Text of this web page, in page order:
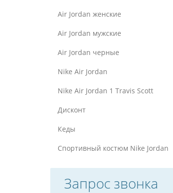
Air Jordan женские
Air Jordan мужские
Air Jordan черные
Nike Air Jordan
Nike Air Jordan 1 Travis Scott
Дисконт
Кеды
Спортивный костюм Nike Jordan
Запрос звонка